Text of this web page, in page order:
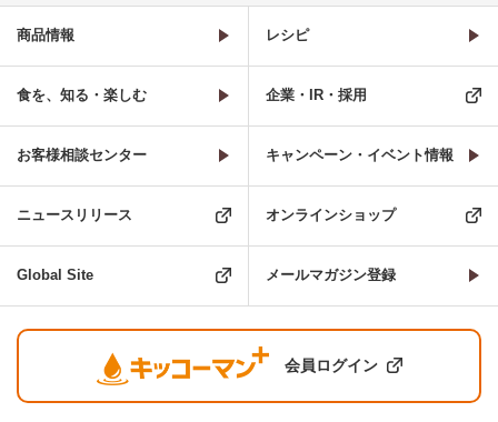
商品情報 レシピ
食を、知る・楽しむ 企業・IR・採用
お客様相談センター キャンペーン・イベント情報
ニュースリリース オンラインショップ
Global Site メールマガジン登録
会員ログイン